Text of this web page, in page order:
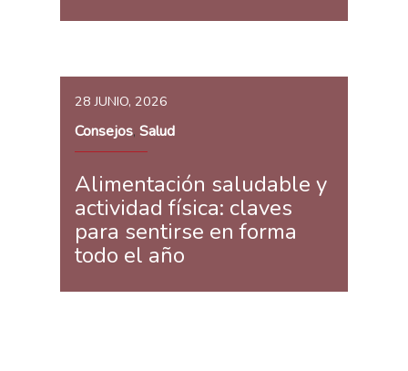
28 JUNIO, 2026
Consejos, Salud
Alimentación saludable y
actividad física: claves
para sentirse en forma
todo el año